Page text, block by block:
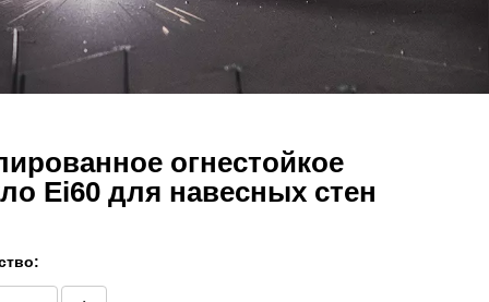
огнестойкое
Ei60 для навесных стен